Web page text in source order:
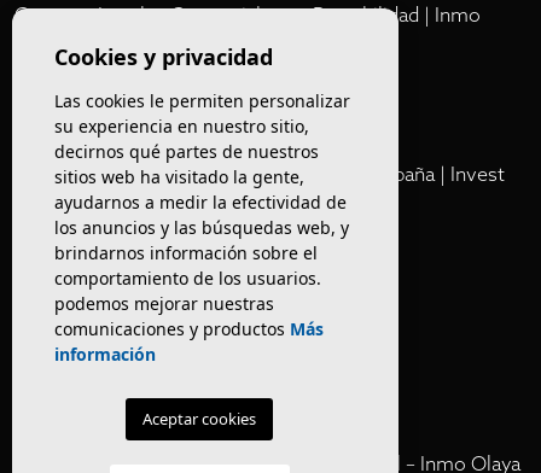
Comprar Locales Comerciales en Rentabilidad | Inmo
Cartera Privada de Activos Hoteleros en España | Invest
Inmo Olaya
Venta de edificios
Comprar restaurante en Barcelona
Negocios en rentabilidad en Barcelona
Vender Hotel en España | Venta Confidencial – Inmo Olaya
Cookies y privacidad
Las cookies le permiten personalizar
su experiencia en nuestro sitio,
decirnos qué partes de nuestros
sitios web ha visitado la gente,
ayudarnos a medir la efectividad de
los anuncios y las búsquedas web, y
brindarnos información sobre el
comportamiento de los usuarios.
podemos mejorar nuestras
comunicaciones y productos Más
información
Aceptar cookies